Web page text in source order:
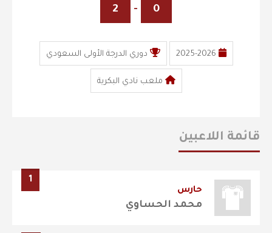
0
-
2
2025-2026 دوري الدرجة الأولى السعودي
ملعب نادي البكرية
قائمة اللاعبين
1
حارس
محمد الحساوي